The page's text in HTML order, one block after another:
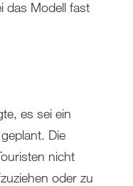
das Modell fast
es sei ein
Die
nicht
oder zu